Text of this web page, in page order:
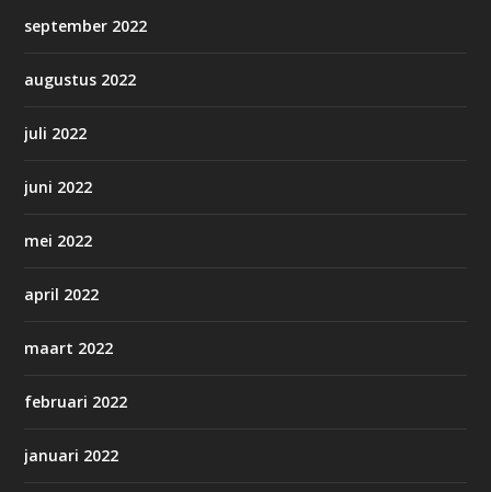
september 2022
augustus 2022
juli 2022
juni 2022
mei 2022
april 2022
maart 2022
februari 2022
januari 2022